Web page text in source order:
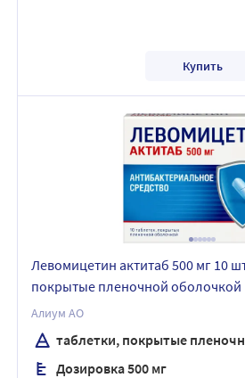
Купить
Левомицетин актитаб 500 мг 10
покрытые пленочной оболочкой
Алиум АО
таблетки, покрытые
Дозировка 500 мг